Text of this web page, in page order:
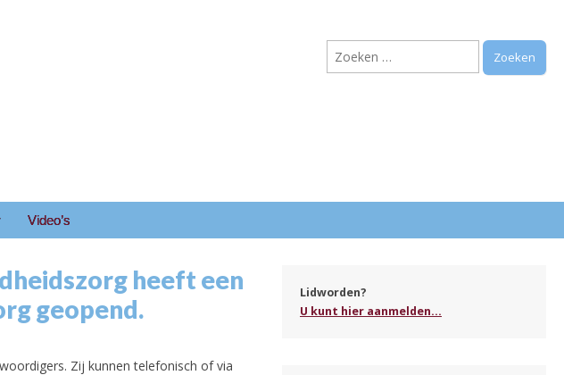
e.o.
Zoeken
naar:
Video’s
heeft een
geopend.
Zij kunnen telefonisch of via
Lidworden?
U kunt hier aanmelden...